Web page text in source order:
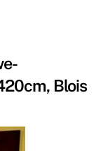
Blois